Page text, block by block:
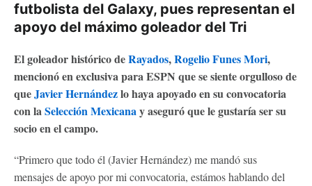
futbolista del Galaxy, pues representan el
apoyo del máximo goleador del Tri
El goleador histórico deRayados,Rogelio Funes Mori,
mencionó en exclusiva para ESPN que se siente orgulloso de
queJavier Hernándezlo haya apoyado en su convocatoria
con laSelección Mexicanay aseguró que le gustaría ser su
socio en el campo.
“Primero que todo él (Javier Hernández) me mandó sus
mensajes de apoyo por mi convocatoria, estámos hablando del